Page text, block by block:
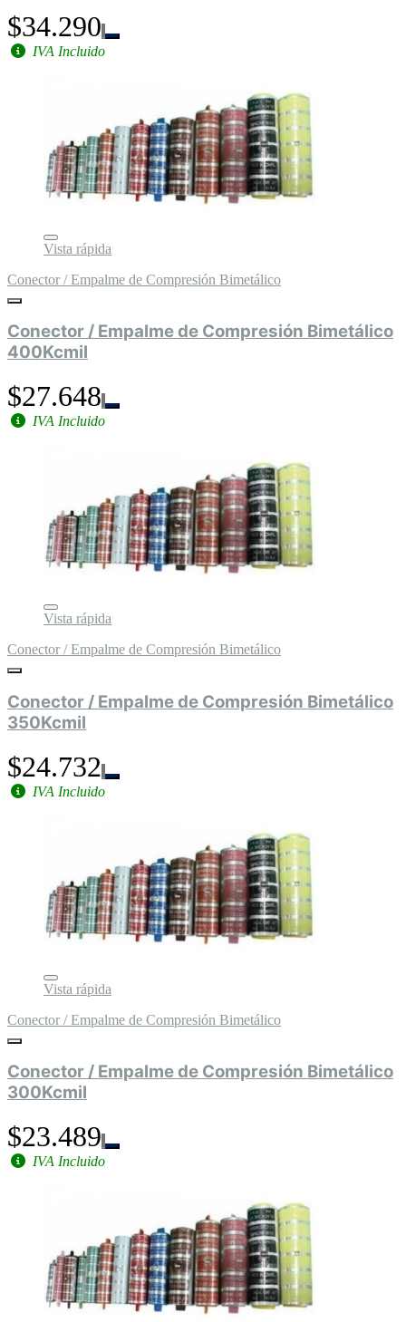
$34.290
IVA Incluido
Vista rápida
Conector / Empalme de Compresión Bimetálico
Conector / Empalme de Compresión Bimetálico
400Kcmil
$27.648
IVA Incluido
Vista rápida
Conector / Empalme de Compresión Bimetálico
Conector / Empalme de Compresión Bimetálico
350Kcmil
$24.732
IVA Incluido
Vista rápida
Conector / Empalme de Compresión Bimetálico
Conector / Empalme de Compresión Bimetálico
300Kcmil
$23.489
IVA Incluido